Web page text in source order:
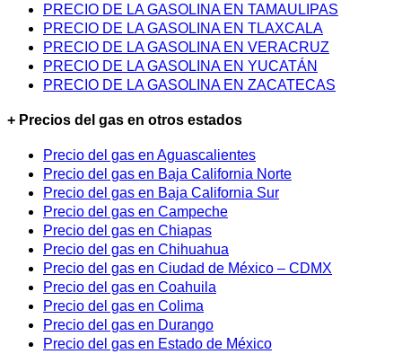
PRECIO DE LA GASOLINA EN TAMAULIPAS
PRECIO DE LA GASOLINA EN TLAXCALA
PRECIO DE LA GASOLINA EN VERACRUZ
PRECIO DE LA GASOLINA EN YUCATÁN
PRECIO DE LA GASOLINA EN ZACATECAS
+ Precios del gas en otros estados
Precio del gas en Aguascalientes
Precio del gas en Baja California Norte
Precio del gas en Baja California Sur
Precio del gas en Campeche
Precio del gas en Chiapas
Precio del gas en Chihuahua
Precio del gas en Ciudad de México – CDMX
Precio del gas en Coahuila
Precio del gas en Colima
Precio del gas en Durango
Precio del gas en Estado de México